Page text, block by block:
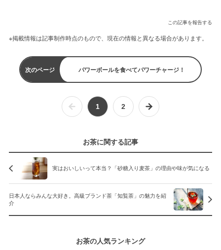
この記事を報告する
※掲載情報は記事制作時点のもので、現在の情報と異なる場合があります。
次のページ パワーボールを食べてパワーチャージ！
1 2
お茶に関する記事
実はおいしいって本当？「砂糖入り麦茶」の理由や味が気になる
日本人ならみんな大好き。高級ブランド茶「知覧茶」の魅力を紹
介
お茶の人気ランキング